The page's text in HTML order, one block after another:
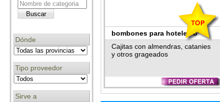
Dónde
Tipo proveedor
Sirve a
bombones para hoteles o
pequeños regalos
Cajitas con almendras, catanies
y otros grageados